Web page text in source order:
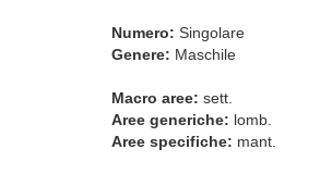
Numero: Singolare
Genere: Maschile
Macro aree: sett.
Aree generiche: lomb.
Aree specifiche: mant.